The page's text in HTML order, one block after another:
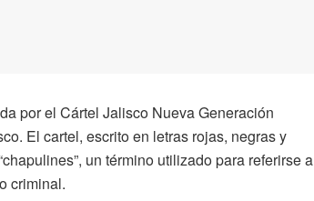
por el Cártel Jalisco Nueva Generación
El cartel, escrito en letras rojas, negras y
un término utilizado para referirse a
criminal.